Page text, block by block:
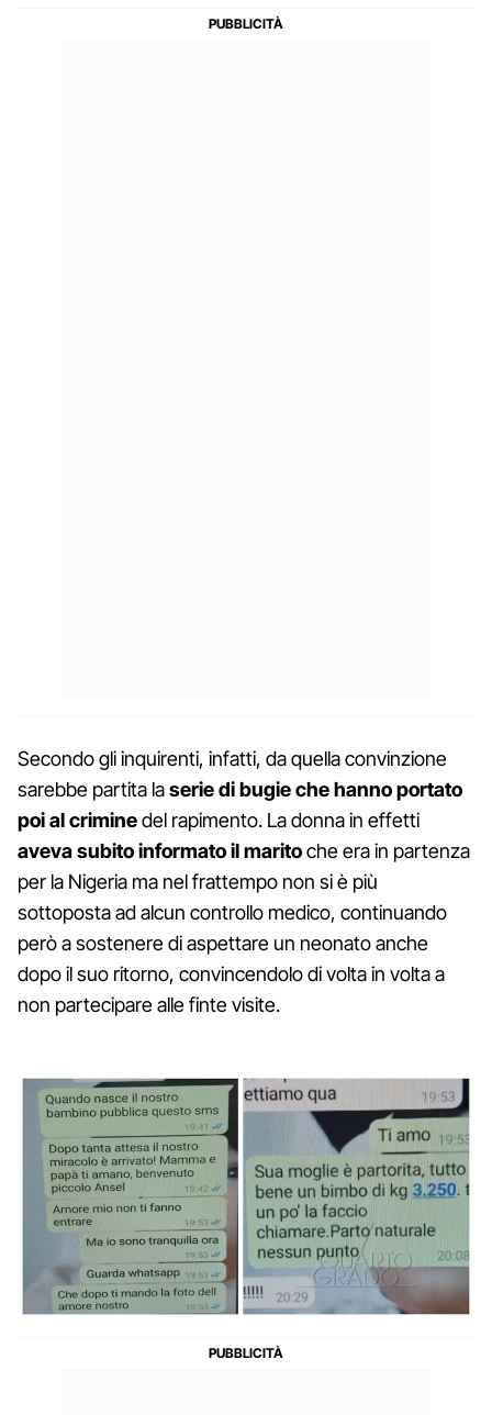
Secondo gli inquirenti, infatti, da quella convinzione
sarebbe partita laserie di bugie che hanno portato
poi al criminedel rapimento. La donna in effetti
aveva subito informato il maritoche era in partenza
per la Nigeria ma nel frattempo non si è più
sottoposta ad alcun controllo medico, continuando
però a sostenere di aspettare un neonato anche
dopo il suo ritorno, convincendolo di volta in volta a
non partecipare alle finte visite.